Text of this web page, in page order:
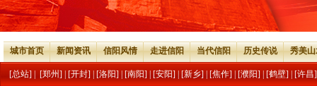
城市首页 新闻资讯 信阳风情 走进信阳 当代信阳 历史传说 秀美
[总站] [郑州] [开封] [洛阳] [南阳] [安阳] [新乡] [焦作] [濮阳] [鹤壁] [许昌]